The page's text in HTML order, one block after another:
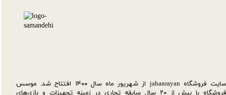
سایت فروشگاه jahanrayan از شهریور ماه سال ۱۴۰۰ افتتاح شد. موسس
فروشگاه با بیش از ۲۰ سال سابقه تجاری در زمینه تجهیزات و بازی‌های